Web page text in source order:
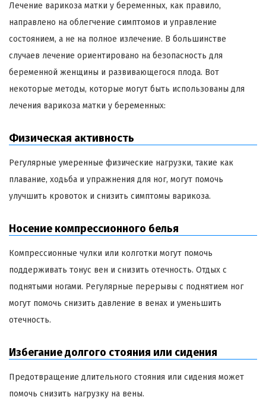
Лечение варикоза матки у беременных, как правило,
направлено на облегчение симптомов и управление
состоянием, а не на полное излечение. В большинстве
случаев лечение ориентировано на безопасность для
беременной женщины и развивающегося плода. Вот
некоторые методы, которые могут быть использованы для
лечения варикоза матки у беременных:
Физическая активность
Регулярные умеренные физические нагрузки, такие как
плавание, ходьба и упражнения для ног, могут помочь
улучшить кровоток и снизить симптомы варикоза.
Носение компрессионного белья
Компрессионные чулки или колготки могут помочь
поддерживать тонус вен и снизить отечность. Отдых с
поднятыми ногами. Регулярные перерывы с поднятием ног
могут помочь снизить давление в венах и уменьшить
отечность.
Избегание долгого стояния или сидения
Предотвращение длительного стояния или сидения может
помочь снизить нагрузку на вены.